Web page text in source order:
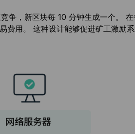
争，新区块每 10 分钟生成一个。 在
费用。 这种设计能够促进矿工激励